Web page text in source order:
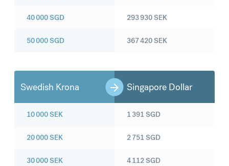
40 000SGD
50 000SGD
293 930SEK
367 420SEK
Swedish Krona Singapore Dollar
10 000SEK
20 000SEK
30 000SEK
1 391SGD
2 751SGD
4 112SGD